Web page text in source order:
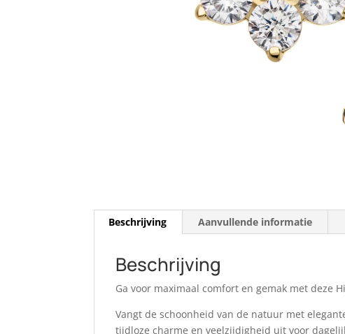
Beschrijving Aanvullende informatie
Beschrijving
Ga voor maximaal comfort en gemak met deze
Vangt de schoonheid van de natuur met
tijdloze charme en veelzijdigheid uit voor